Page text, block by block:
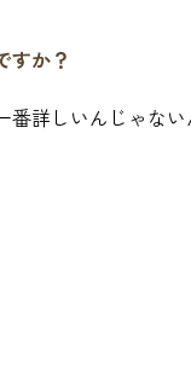
か？
詳しいんじゃな